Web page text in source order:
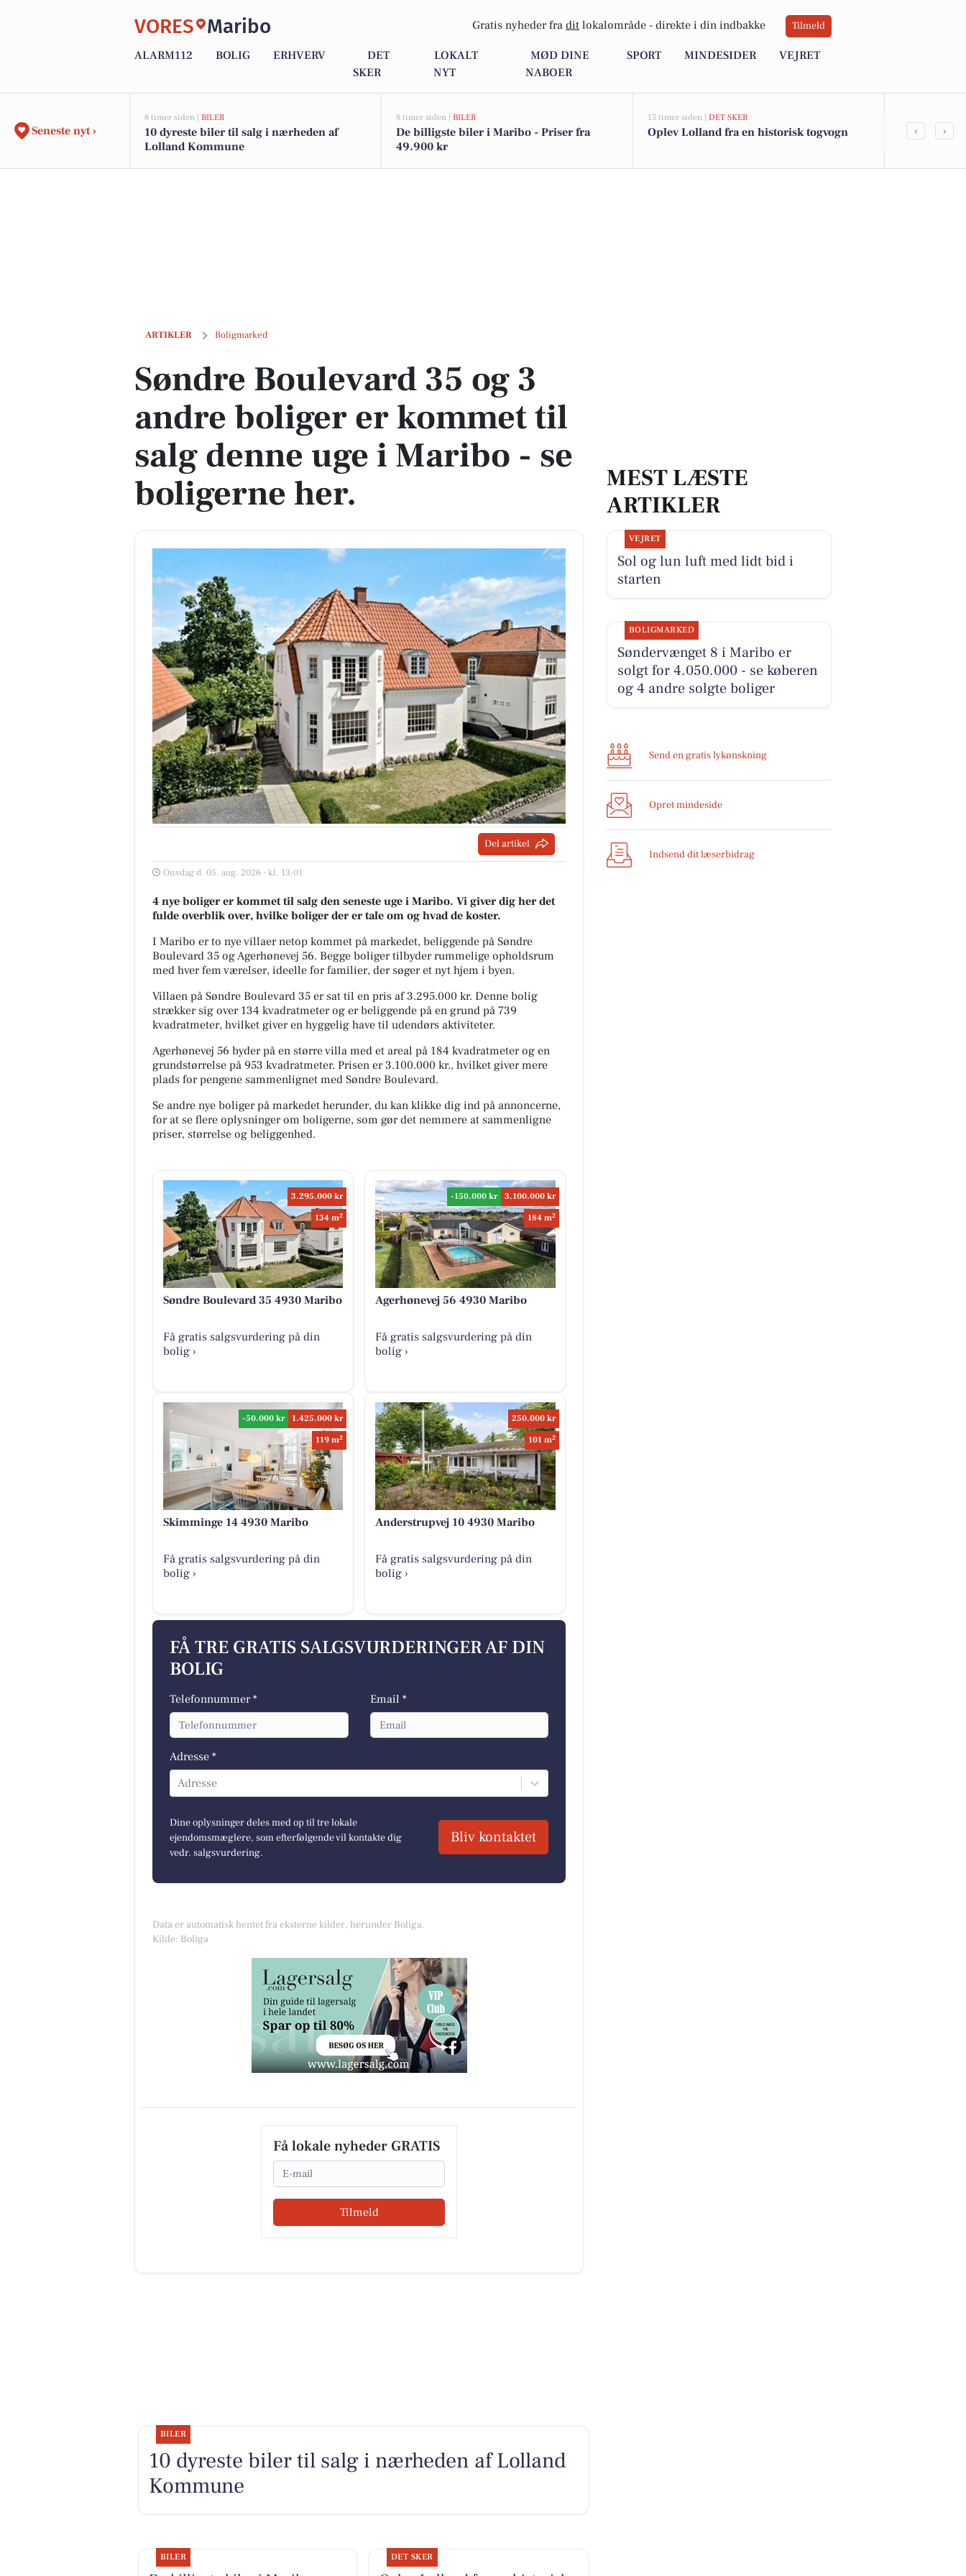
VORES Maribo Gratis nyheder fra dit lokalområde - direkte i din indbakke Tilmeld
ALARM112 BOLIG ERHVERV
DET
SKER
LOKALT
NYT
MØD DINE
NABOER
SPORT MINDESIDER VEJRET
Seneste nyt ›
8 timer siden | BILER
10 dyreste biler til salg i nærheden af
Lolland Kommune
8 timer siden | BILER
De billigste biler i Maribo - Priser fra
49.900 kr
15 timer siden | DET SKER
Oplev Lolland fra en historisk togvogn Sol og lun
‹ ›
ARTIKLER Boligmarked
Søndre Boulevard 35 og 3 andre boliger er kommet til salg denne uge i Maribo - se boligerne her.
Søndre Boulevard 35 og 3
andre boliger er kommet til
salg denne uge i Maribo - se
boligerne her.
Del artikel
Onsdag d. 05. aug. 2026 - kl. 13:01
4 nye boliger er kommet til salg den seneste uge i Maribo. Vi giver dig her det
fulde overblik over, hvilke boliger der er tale om og hvad de koster.
I Maribo er to nye villaer netop kommet på markedet, beliggende på Søndre
Boulevard 35 og Agerhønevej 56. Begge boliger tilbyder rummelige opholdsrum
med hver fem værelser, ideelle for familier, der søger et nyt hjem i byen.
Villaen på Søndre Boulevard 35 er sat til en pris af 3.295.000 kr. Denne bolig
strækker sig over 134 kvadratmeter og er beliggende på en grund på 739
kvadratmeter, hvilket giver en hyggelig have til udendørs aktiviteter.
Agerhønevej 56 byder på en større villa med et areal på 184 kvadratmeter og en
grundstørrelse på 953 kvadratmeter. Prisen er 3.100.000 kr., hvilket giver mere
plads for pengene sammenlignet med Søndre Boulevard.
Se andre nye boliger på markedet herunder, du kan klikke dig ind på annoncerne,
for at se flere oplysninger om boligerne, som gør det nemmere at sammenligne
priser, størrelse og beliggenhed.
3.295.000 kr
134 m2
Søndre Boulevard 35 4930 Maribo
Få gratis salgsvurdering på din
bolig ›
-150.000 kr
3.100.000 kr
184 m2
Agerhønevej 56 4930 Maribo
Få gratis salgsvurdering på din
bolig ›
-50.000 kr
1.425.000 kr
119 m2
Skimminge 14 4930 Maribo
Få gratis salgsvurdering på din
bolig ›
250.000 kr
101 m2
Anderstrupvej 10 4930 Maribo
Få gratis salgsvurdering på din
bolig ›
FÅ TRE GRATIS SALGSVURDERINGER AF DIN
BOLIG
Telefonnummer * Email *
Adresse *
Adresse
Dine oplysninger deles med op til tre lokale
ejendomsmæglere, som efterfølgende vil kontakte dig
vedr. salgsvurdering.
Bliv kontaktet
Data er automatisk hentet fra eksterne kilder, herunder Boliga.
Kilde: Boliga
Få lokale nyheder GRATIS
Email
Tilmeld
MEST LÆSTE
ARTIKLER
VEJRET
Sol og lun luft med lidt bid i
starten
BOLIGMARKED
Søndervænget 8 i Maribo er
solgt for 4.050.000 - se køberen
og 4 andre solgte boliger
Send en gratis lykønskning
Opret mindeside
Indsend dit læserbidrag
BILER
10 dyreste biler til salg i nærheden af Lolland
Kommune
BILER DET SKER